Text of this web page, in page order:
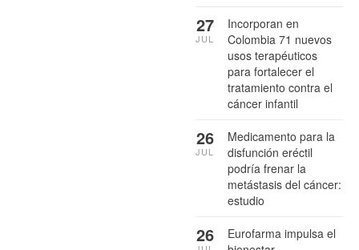
Incorporan en
Colombia 71 nuevos
usos terapéuticos
para fortalecer el
tratamiento contra el
cáncer infantil
27
JUL
Medicamento para la
disfunción eréctil
podría frenar la
metástasis del cáncer:
estudio
26
JUL
Eurofarma impulsa el
26